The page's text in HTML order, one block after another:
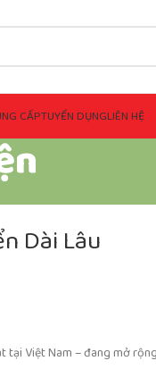
CẤPTUYỂN DỤNGLIÊN HỆ
Dài Lâu
tại Việt Nam – đang mở rộng